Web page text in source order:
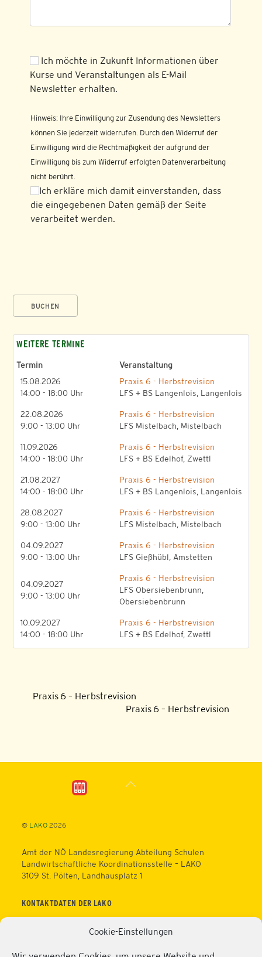
Cookie-Einstellungen
Ich möchte in Zukunft Informationen über
Kurse und Veranstaltungen als E-Mail
Newsletter erhalten.
Hinweis: Ihre Einwilligung zur Zusendung des Newsletters
können Sie jederzeit widerrufen. Durch den Widerruf der
Einwilligung wird die Rechtmäßigkeit der aufgrund der
Einwilligung bis zum Widerruf erfolgten Datenverarbeitung
nicht berührt.
Ich erkläre mich damit einverstanden, dass
die eingegebenen Daten gemäß der Seite
verarbeitet werden.
BUCHEN
WEITERE TERMINE
Termin
Veranstaltung
15.08.2026
14:00 - 18:00 Uhr
Praxis 6 - Herbstrevision
LFS + BS Langenlois, Langenlois
22.08.2026
9:00 - 13:00 Uhr
Praxis 6 - Herbstrevision
LFS Mistelbach, Mistelbach
11.09.2026
14:00 - 18:00 Uhr
Praxis 6 - Herbstrevision
LFS + BS Edelhof, Zwettl
21.08.2027
14:00 - 18:00 Uhr
Praxis 6 - Herbstrevision
LFS + BS Langenlois, Langenlois
28.08.2027
9:00 - 13:00 Uhr
Praxis 6 - Herbstrevision
LFS Mistelbach, Mistelbach
04.09.2027
9:00 - 13:00 Uhr
Praxis 6 - Herbstrevision
LFS Gießhübl, Amstetten
04.09.2027
9:00 - 13:00 Uhr
Praxis 6 - Herbstrevision
LFS Obersiebenbrunn,
Obersiebenbrunn
10.09.2027
14:00 - 18:00 Uhr
Praxis 6 - Herbstrevision
LFS + BS Edelhof, Zwettl
Praxis 6 – Herbstrevision
Praxis 6 – Herbstrevision
Back
© LAKO2026
Amt der NÖ Landesregierung Abteilung Schulen
Landwirtschaftliche Koordinationsstelle – LAKO
3109 St. Pölten, Landhausplatz 1
KONTAKTDATEN DER LAKO
Fax: +43 (0)2742/9005 – 13595